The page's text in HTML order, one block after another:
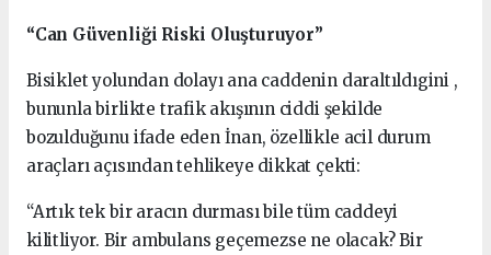
“Can Güvenliği Riski Oluşturuyor”
Bisiklet yolundan dolayı ana caddenin daraltıldıgini ,
bununla birlikte trafik akışının ciddi şekilde
bozulduğunu ifade eden İnan, özellikle acil durum
araçları açısından tehlikeye dikkat çekti:
“Artık tek bir aracın durması bile tüm caddeyi
kilitliyor. Bir ambulans geçemezse ne olacak? Bir